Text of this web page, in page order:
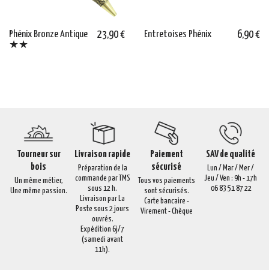
Phénix Bronze Antique
★★
23,90 € Entretoises Phénix 6,90 €
Tourneur sur
bois
Un même métier,
Une même passion.
Livraison rapide
Préparation de la
commande par TMS
sous 12 h.
Livraison par La
Poste sous 2 jours
ouvrés.
Expédition 6j/7
(samedi avant
11h).
Paiement
sécurisé
Tous vos paiements
sont sécurisés.
Carte bancaire -
Virement - Chèque
SAV de qualité
Lun / Mar / Mer /
Jeu / Ven : 9h - 17h
06 83 51 87 22